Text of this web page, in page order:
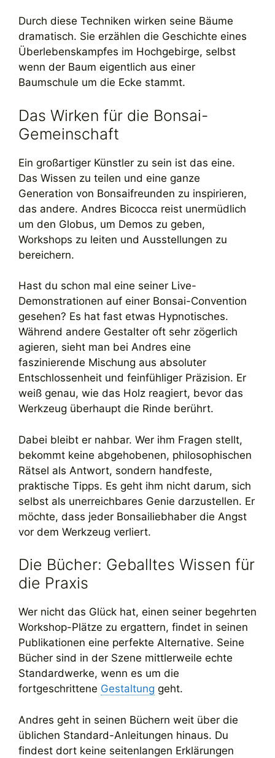
Durch diese Techniken wirken seine Bäume
dramatisch. Sie erzählen die Geschichte eines
Überlebenskampfes im Hochgebirge, selbst
wenn der Baum eigentlich aus einer
Baumschule um die Ecke stammt.
Das Wirken für die Bonsai-
Gemeinschaft
Ein großartiger Künstler zu sein ist das eine.
Das Wissen zu teilen und eine ganze
Generation von Bonsaifreunden zu inspirieren,
das andere. Andres Bicocca reist unermüdlich
um den Globus, um Demos zu geben,
Workshops zu leiten und Ausstellungen zu
bereichern.
Hast du schon mal eine seiner Live-
Demonstrationen auf einer Bonsai-Convention
gesehen? Es hat fast etwas Hypnotisches.
Während andere Gestalter oft sehr zögerlich
agieren, sieht man bei Andres eine
faszinierende Mischung aus absoluter
Entschlossenheit und feinfühliger Präzision. Er
weiß genau, wie das Holz reagiert, bevor das
Werkzeug überhaupt die Rinde berührt.
Dabei bleibt er nahbar. Wer ihm Fragen stellt,
bekommt keine abgehobenen, philosophischen
Rätsel als Antwort, sondern handfeste,
praktische Tipps. Es geht ihm nicht darum, sich
selbst als unerreichbares Genie darzustellen. Er
möchte, dass jeder Bonsailiebhaber die Angst
vor dem Werkzeug verliert.
Die Bücher: Geballtes Wissen für
die Praxis
Wer nicht das Glück hat, einen seiner begehrten
Workshop-Plätze zu ergattern, findet in seinen
Publikationen eine perfekte Alternative. Seine
Bücher sind in der Szene mittlerweile echte
Standardwerke, wenn es um die
fortgeschrittene Gestaltung geht.
Andres geht in seinen Büchern weit über die
üblichen Standard-Anleitungen hinaus. Du
findest dort keine seitenlangen Erklärungen